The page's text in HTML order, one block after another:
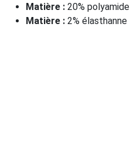
Matière : 20% polyamide
Matière : 2% élasthanne